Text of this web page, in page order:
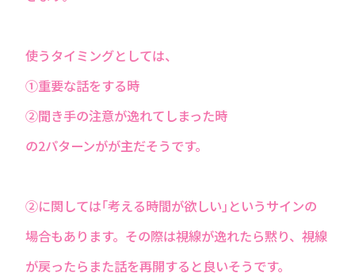
使うタイミングとしては、
①重要な話をする時
②聞き手の注意が逸れてしまった時
の2パターンがが主だそうです。
②に関しては｢考える時間が欲しい｣というサインの
場合もあります。その際は視線が逸れたら黙り、視線
が戻ったらまた話を再開すると良いそうです。